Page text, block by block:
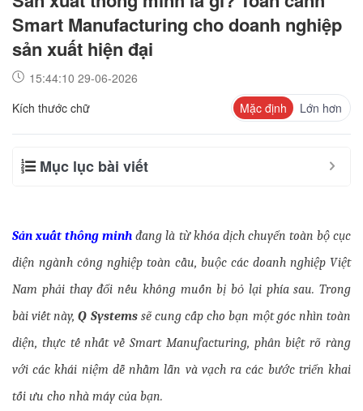
Smart Manufacturing cho doanh nghiệp
sản xuất hiện đại
15:44:10 29-06-2026
Kích thước chữ
Mặc định Lớn hơn
Mục lục bài viết
Sản xuất thông minh đang là từ khóa dịch chuyển toàn bộ cục
diện ngành công nghiệp toàn cầu, buộc các doanh nghiệp Việt
Nam phải thay đổi nếu không muốn bị bỏ lại phía sau. Trong
bài viết này, Q Systems sẽ cung cấp cho bạn một góc nhìn toàn
diện, thực tế nhất về Smart Manufacturing, phân biệt rõ ràng
với các khái niệm dễ nhầm lẫn và vạch ra các bước triển khai
tối ưu cho nhà máy của bạn.